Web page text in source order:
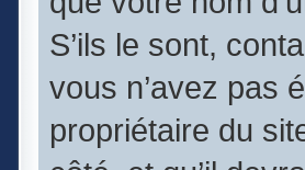
S’ils le sont,
vous n’avez pas
propriétaire du